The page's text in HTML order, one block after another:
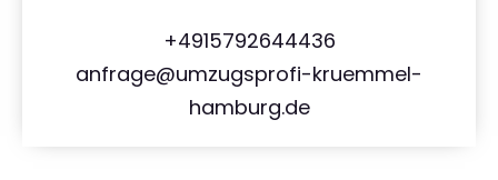
+4915792644436
anfrage@umzugsprofi-kruemmel-
hamburg.de